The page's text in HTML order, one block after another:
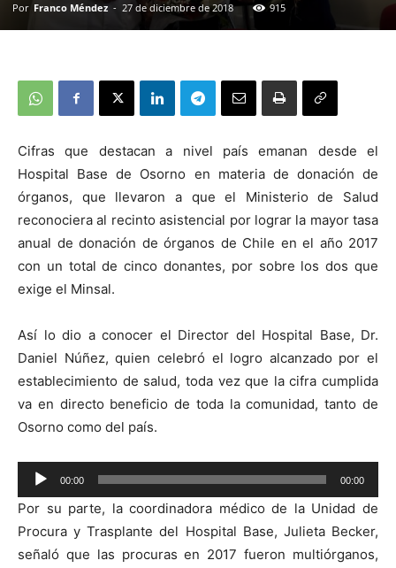
Por Franco Méndez - 27 de diciembre de 2018 915
Cifras que destacan a nivel país emanan desde el
Hospital Base de Osorno en materia de donación de
órganos, que llevaron a que el Ministerio de Salud
reconociera al recinto asistencial por lograr la mayor tasa
anual de donación de órganos de Chile en el año 2017
con un total de cinco donantes, por sobre los dos que
exige el Minsal.
Así lo dio a conocer el Director del Hospital Base, Dr.
Daniel Núñez, quien celebró el logro alcanzado por el
establecimiento de salud, toda vez que la cifra cumplida
va en directo beneficio de toda la comunidad, tanto de
Osorno como del país.
Reproductor
de
audio
00:00 00:00
Por su parte, la coordinadora médico de la Unidad de
Procura y Trasplante del Hospital Base, Julieta Becker,
señaló que las procuras en 2017 fueron multiórganos,